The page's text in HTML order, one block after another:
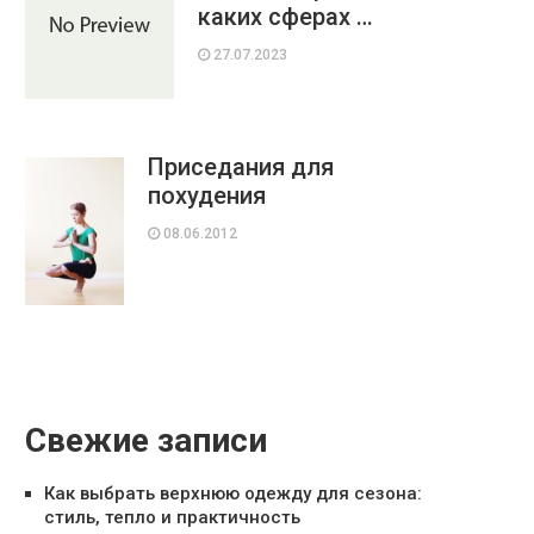
каких сферах …
27.07.2023
Приседания для
похудения
08.06.2012
Свежие записи
Как выбрать верхнюю одежду для сезона:
стиль, тепло и практичность